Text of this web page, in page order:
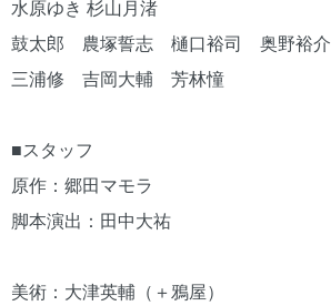
水原ゆき 杉山月渚
鼓太郎 農塚誓志 樋口裕司 奥野裕介
三浦修 吉岡大輔 芳林憧
■スタッフ
原作：郷田マモラ
脚本演出：田中大祐
美術：大津英輔（＋鴉屋）